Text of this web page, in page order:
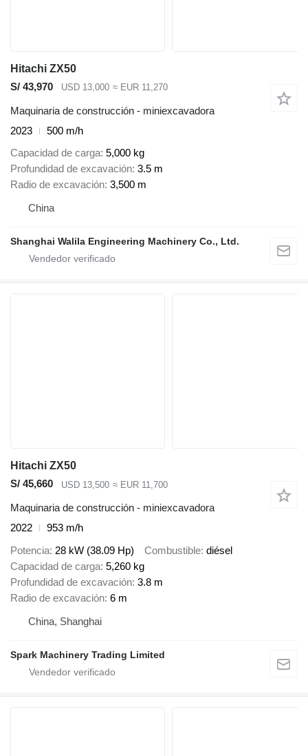
Hitachi ZX50
S/ 43,970
USD 13,000 ≈ EUR 11,270
Maquinaria de construcción - miniexcavadora
2023
500 m/h
Capacidad de carga 5,000 kg
Profundidad de excavación 3.5 m
Radio de excavación 3,500 m
China
Shanghai Walila Engineering Machinery Co., Ltd.
Hitachi ZX50
S/ 45,660
USD 13,500 ≈ EUR 11,700
Maquinaria de construcción - miniexcavadora
2022
953 m/h
Potencia 28 kW (38.09 Hp) Combustible diésel
Capacidad de carga 5,260 kg
Profundidad de excavación 3.8 m
Radio de excavación 6 m
China, Shanghai
Spark Machinery Trading Limited